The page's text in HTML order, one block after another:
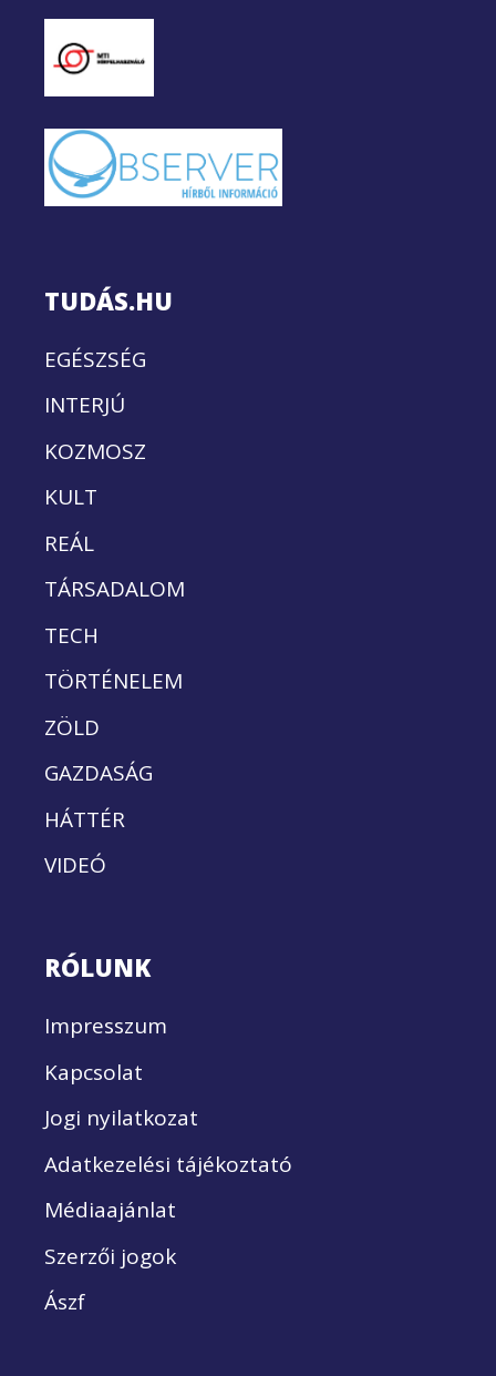
TUDÁS.HU
EGÉSZSÉG
INTERJÚ
KOZMOSZ
KULT
REÁL
TÁRSADALOM
TECH
TÖRTÉNELEM
ZÖLD
GAZDASÁG
HÁTTÉR
VIDEÓ
RÓLUNK
Impresszum
Kapcsolat
Jogi nyilatkozat
Adatkezelési tájékoztató
Médiaajánlat
Szerzői jogok
Ászf